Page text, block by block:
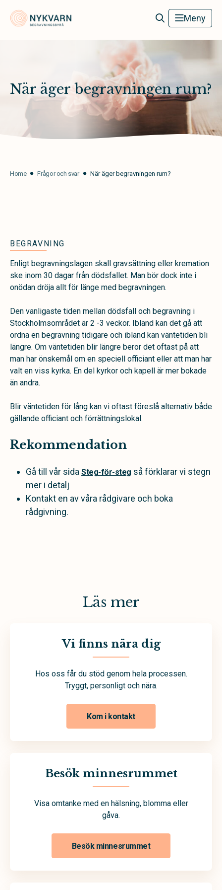
Nykvarn Begravningsbyrå Meny
När äger begravningen rum?
Home Frågor och svar När äger begravningen rum?
BEGRAVNING
Enligt begravningslagen skall gravsättning eller kremation
ske inom 30 dagar från dödsfallet. Man bör dock inte i
onödan dröja allt för länge med begravningen.
Den vanligaste tiden mellan dödsfall och begravning i
Stockholmsområdet är 2 -3 veckor. Ibland kan det gå att
ordna en begravning tidigare och ibland kan väntetiden bli
längre. Om väntetiden blir längre beror det oftast på att
man har önskemål om en speciell officiant eller att man har
valt en viss kyrka. En del kyrkor och kapell är mer bokade
än andra.
Blir väntetiden för lång kan vi oftast föreslå alternativ både
gällande officiant och förrättningslokal.
Rekommendation
Gå till vår sida Steg-för-steg så förklarar vi stegn
mer i detalj
Kontakt en av våra rådgivare och boka
rådgivning.
Läs mer
Vi finns nära dig
Hos oss får du stöd genom hela processen.
Tryggt, personligt och nära.
Kom i kontakt
Besök minnesrummet
Visa omtanke med en hälsning, blomma eller
gåva.
Besök minnesrummet